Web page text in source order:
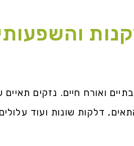
ואורח חיים. נזקים
דלקות שונות ועוד